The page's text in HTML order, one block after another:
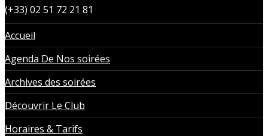
(+33) 02 51 72 21 81
Accueil
Agenda De Nos soirées
Archives des soirées
Découvrir Le Club
Horaires & Tarifs